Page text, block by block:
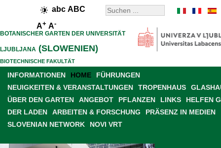
abc ABC
A+ A-
BOTANISCHER GARTEN DER UNIVERSITÄT
LJUBLJANA (SLOWENIEN)
BIOTECHNISCHE FAKULTÄT
INFORMATIONEN HOME
FÜHRUNGEN
NEUIGKEITEN & VERANSTALTUNGEN
TROPENHAUS
ÜBER DEN GARTEN
ANGEBOT PFLANZEN LINKS
HELFEN
DER LADEN
ARBEITEN & FORSCHUNG
PRÄSENZ IN MEDIEN
SLOVENIAN NETWORK
NOVI VRT